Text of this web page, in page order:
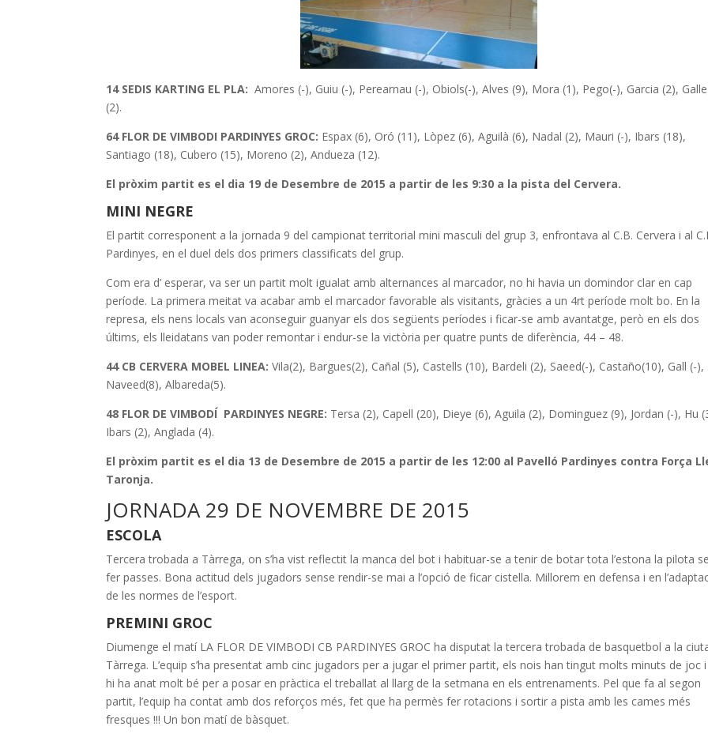
14 SEDIS KARTING EL PLA: Amores (-), Guiu (-), Perearnau (-), Obiols(-), Alves (9), Mora (1), Pego(-), Garcia (2),
(2).
64 FLOR DE VIMBODI PARDINYES GROC: Espax (6), Oró (11), Lòpez (6), Aguilà (6), Nadal (2), Mauri (-), Ibars (18),
Santiago (18), Cubero (15), Moreno (2), Andueza (12).
El pròxim partit es el dia 19 de Desembre de 2015 a partir de les 9:30 a la pista del Cervera.
MINI NEGRE
El partit corresponent a la jornada 9 del campionat territorial mini masculi del grup 3, enfrontava al C.B. Cervera i al
Pardinyes, en el duel dels dos primers classificats del grup.
Com era d’ esperar, va ser un partit molt igualat amb alternances al marcador, no hi havia un domindor clar en cap
període. La primera meitat va acabar amb el marcador favorable als visitants, gràcies a un 4rt període molt bo. En la
represa, els nens locals van aconseguir guanyar els dos següents períodes i ficar-se amb avantatge, però en els dos
últims, els lleidatans van poder remontar i endur-se la victòria per quatre punts de diferència, 44 – 48.
44 CB CERVERA MOBEL LINEA: Vila(2), Bargues(2), Cañal (5), Castells (10), Bardeli (2), Saeed(-), Castaño(10), Gall (-),
Naveed(8), Albareda(5).
48 FLOR DE VIMBODÍ PARDINYES NEGRE: Tersa (2), Capell (20), Dieye (6), Aguila (2), Dominguez (9), Jordan (-), Hu
Ibars (2), Anglada (4).
El pròxim partit es el dia 13 de Desembre de 2015 a partir de les 12:00 al Pavelló Pardinyes contra Força
Taronja.
JORNADA 29 DE NOVEMBRE DE 2015
ESCOLA
Tercera trobada a Tàrrega, on s’ha vist reflectit la manca del bot i habituar-se a tenir de botar tota l’estona la pilota
fer passes. Bona actitud dels jugadors sense rendir-se mai a l’opció de ficar cistella. Millorem en defensa i en
de les normes de l’esport.
PREMINI GROC
Diumenge el matí LA FLOR DE VIMBODI CB PARDINYES GROC ha disputat la tercera trobada de basquetbol a la
Tàrrega. L’equip s’ha presentat amb cinc jugadors per a jugar el primer partit, els nois han tingut molts minuts de joc i
hi ha anat molt bé per a posar en pràctica el treballat al llarg de la setmana en els entrenaments. Pel que fa al segon
partit, l’equip ha contat amb dos reforços més, fet que ha permès fer rotacions i sortir a pista amb les cames més
fresques !!! Un bon matí de bàsquet.